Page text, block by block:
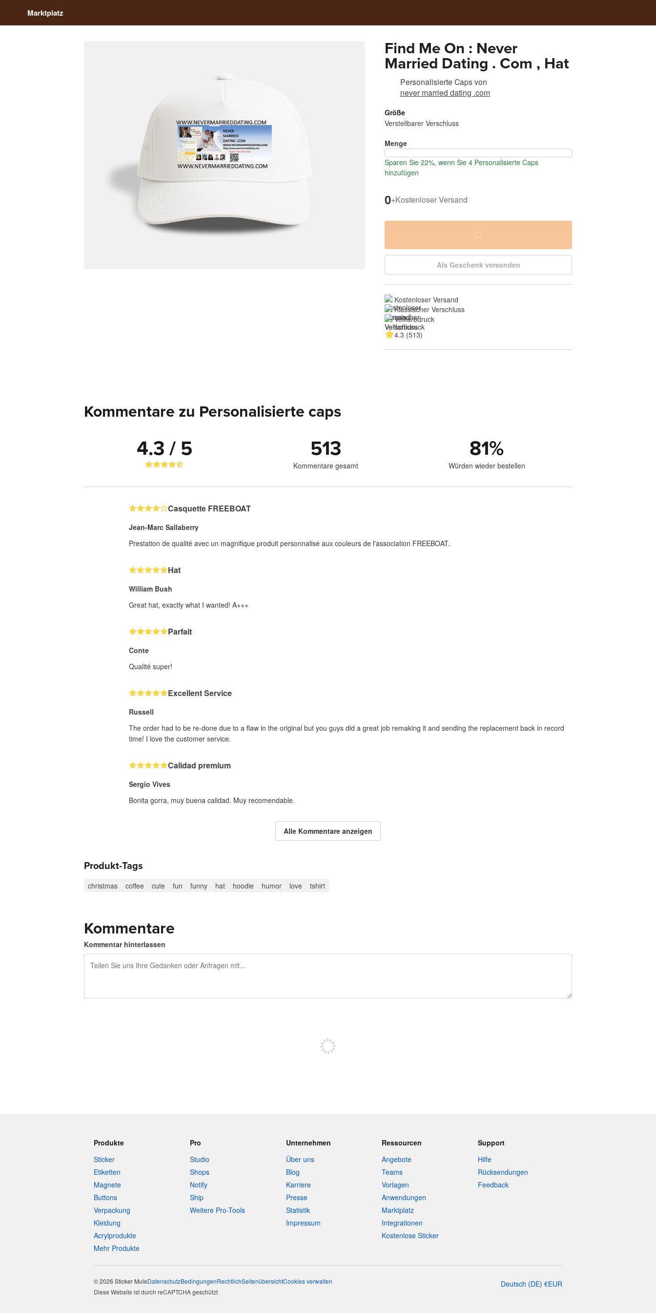
Marktplatz
Find Me On : Never
Married Dating . Com , Hat
Personalisierte Capsvon
never married dating .com
Größe
Verstellbarer Verschluss
Menge
Sparen Sie 22%, wenn Sie 4 Personalisierte Caps
hinzufügen
0+Kostenloser Versand
Als Geschenk versenden
Kostenloser Versand
Klassischer Verschluss
Vollfarbdruck
4.3 (513)
Kommentare zu Personalisierte caps
4.3 / 5 513
Kommentare gesamt
81%
Würden wieder bestellen
Casquette FREEBOAT
Jean-Marc Sallaberry
Prestation de qualité avec un magnifique produit personnalisé aux couleurs de l'association FREEBOAT.
Hat
William Bush
Great hat, exactly what I wanted! A+++
Parfait
Conte
Qualité super!
Excellent Service
Russell
The order had to be re-done due to a flaw in the original but you guys did a great job remaking it and sending the replacement back in record
time! I love the customer service.
Calidad premium
Sergio Vives
Bonita gorra, muy buena calidad. Muy recomendable.
Alle Kommentare anzeigen
Produkt-Tags
christmas coffee cute fun funny hat hoodie humor love tshirt
Kommentare
Kommentar hinterlassen
Produkte
Sticker
Etiketten
Magnete
Buttons
Verpackung
Kleidung
Acrylprodukte
Mehr Produkte
Pro
Studio
Shops
Notify
Ship
Weitere Pro-Tools
Unternehmen
Über uns
Blog
Karriere
Presse
Statistik
Impressum
Ressourcen
Angebote
Teams
Vorlagen
Anwendungen
Marktplatz
Integrationen
Kostenlose Sticker
Support
Hilfe
Rücksendungen
Feedback
© 2026 Sticker MuleDatenschutzBedingungenRechtlichSeitenübersichtCookies verwalten Deutsch (DE) €EUR
Diese Website ist durch reCAPTCHA geschützt